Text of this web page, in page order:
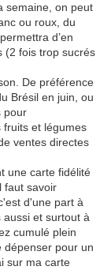
semaine, on peut
ou roux, du
d’en
(2 fois trop sucrés
De préférence
Brésil en juin, ou
pour
fruits et légumes
ventes directes
une carte fidélité
faut savoir
d'une part à
et surtout à
cumulé plein
dépenser pour un
sur ma carte